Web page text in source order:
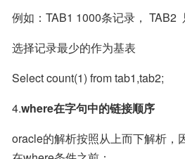
例如：TAB1 1000条记录， TAB2
选择记录最少的作为基表
Select count(1) from tab1,tab2;
4.where在字句中的链接顺序
oracle的解析按照从上而下解析，